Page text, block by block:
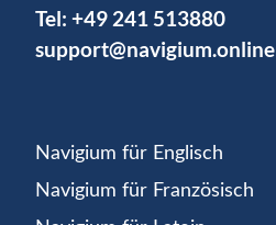
Tel: +49 241 513880
support@navigium.online
Navigium für Englisch
Navigium für Französisch